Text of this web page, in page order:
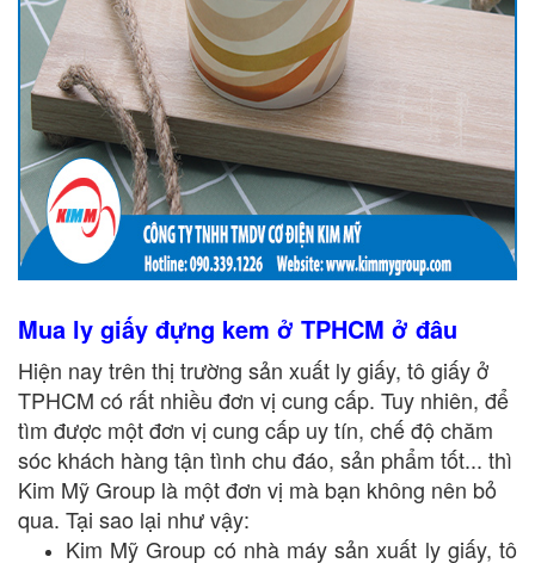
Mua ly giấy đựng kem ở TPHCM ở đâu
Hiện nay trên thị trường sản xuất ly giấy, tô giấy ở
TPHCM có rất nhiều đơn vị cung cấp. Tuy nhiên, để
tìm được một đơn vị cung cấp uy tín, chế độ chăm
sóc khách hàng tận tình chu đáo, sản phẩm tốt... thì
Kim Mỹ Group là một đơn vị mà bạn không nên bỏ
qua. Tại sao lại như vậy:
Kim Mỹ Group có nhà máy sản xuất ly giấy, tô